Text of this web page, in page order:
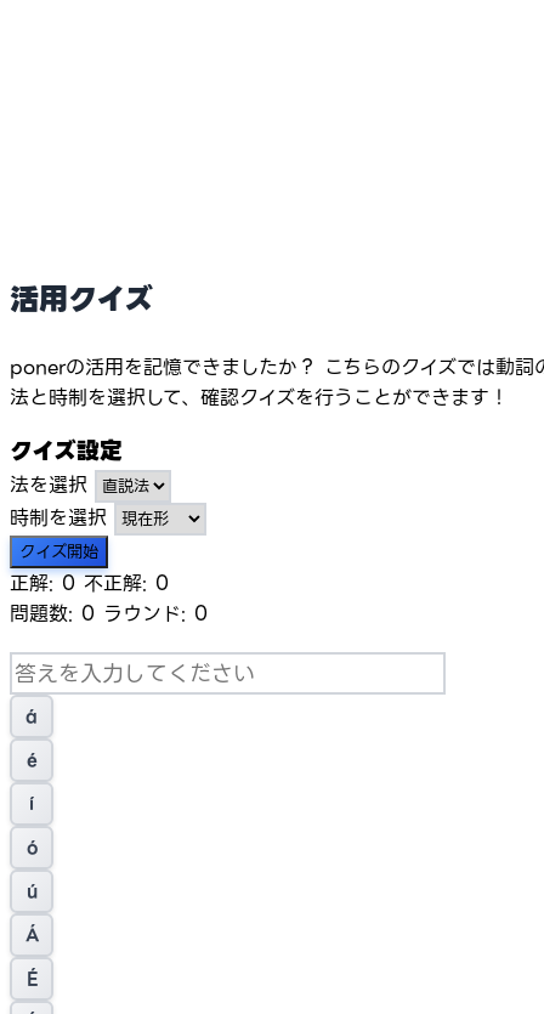
活用クイズ
ponerの活用を記憶できましたか？ こちらのクイズでは動詞
法と時制を選択して、確認クイズを行うことができます！
クイズ設定
法を選択
時制を選択
クイズ開始
正解:0 不正解: 0
問題数: 0 ラウンド: 0
á
é
í
ó
ú
Á
É